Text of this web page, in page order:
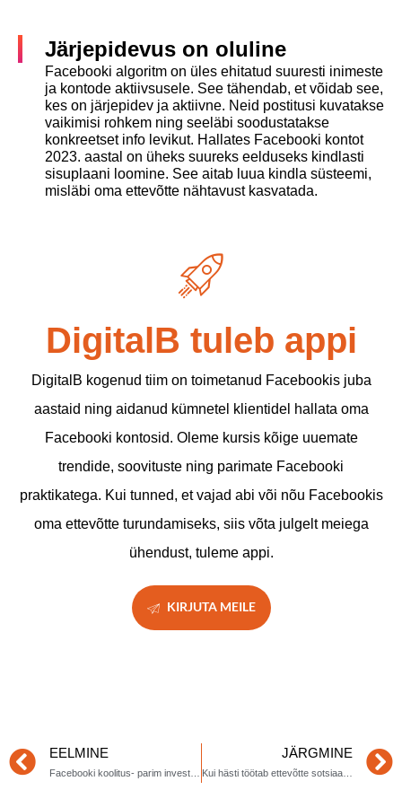
Järjepidevus on oluline
Facebooki algoritm on üles ehitatud suuresti inimeste
ja kontode aktiivsusele. See tähendab, et võidab see,
kes on järjepidev ja aktiivne. Neid postitusi kuvatakse
vaikimisi rohkem ning seeläbi soodustatakse
konkreetset info levikut. Hallates Facebooki kontot
2023. aastal on üheks suureks eelduseks kindlasti
sisuplaani loomine. See aitab luua kindla süsteemi,
misläbi oma ettevõtte nähtavust kasvatada.
DigitalB tuleb appi
DigitalB kogenud tiim on toimetanud Facebookis juba
aastaid ning aidanud kümnetel klientidel hallata oma
Facebooki kontosid. Oleme kursis kõige uuemate
trendide, soovituste ning parimate Facebooki
praktikatega. Kui tunned, et vajad abi või nõu Facebookis
oma ettevõtte turundamiseks, siis võta julgelt meiega
ühendust, tuleme appi.
KIRJUTA MEILE
EELMINE JÄRGMINE
Kui hästi töötab ettevõtte sotsiaalmeedia kanal?